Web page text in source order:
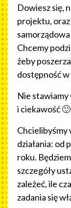
Dowiesz się,
projektu,
Chcemy
żeby
dostępność
Nie
i ciekawość 🙂
Chcielibyśmy
działania: od
roku.
szczegóły
zależeć, ile
zadania się